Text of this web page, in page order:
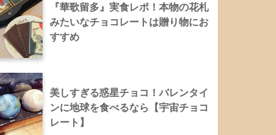
『華歌留多』実食レポ！本物の花札
みたいなチョコレートは贈り物にお
すすめ
美しすぎる惑星チョコ！バレンタイ
ンに地球を食べるなら【宇宙チョコ
レート】